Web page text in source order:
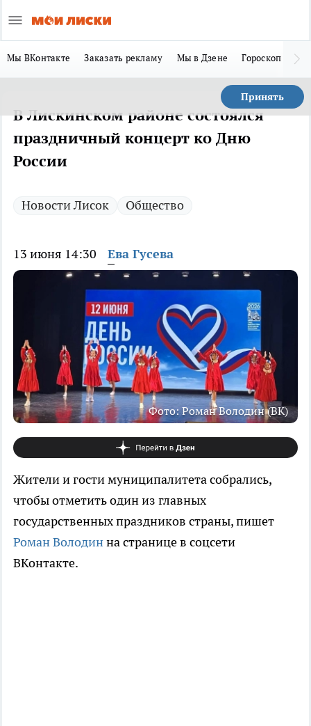
Мы ВКонтакте Заказать рекламу Мы в Дзене Гороскоп
Принять
В Лискинском районе состоялся
праздничный концерт ко Дню
России
Новости Лисок Общество
13 июня 14:30 Ева Гусева
Фото: Роман Володин (ВК)
Жители и гости муниципалитета собрались,
чтобы отметить один из главных
государственных праздников страны, пишет
Роман Володинна странице в соцсети
ВКонтакте.